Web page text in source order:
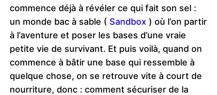
commence déjà à révéler ce qui fait son sel :
un monde bac à sable ( Sandbox ) où l’on partir
à l’aventure et poser les bases d’une vraie
petite vie de survivant. Et puis voilà, quand on
commence à bâtir une base qui ressemble à
quelque chose, on se retrouve vite à court de
nourriture, donc : comment sécuriser de la